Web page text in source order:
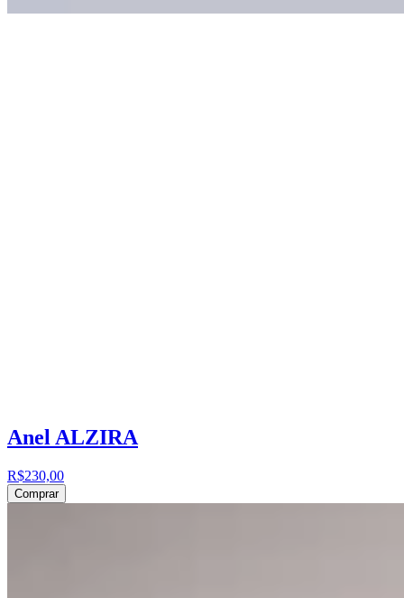
Anel ALZIRA
R$230,00
Comprar